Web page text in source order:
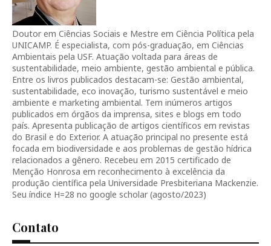
Doutor em Ciências Sociais e Mestre em Ciência Política pela
UNICAMP. É especialista, com pós-graduação, em Ciências
Ambientais pela USF. Atuação voltada para áreas de
sustentabilidade, meio ambiente, gestão ambiental e pública.
Entre os livros publicados destacam-se: Gestão ambiental,
sustentabilidade, eco inovação, turismo sustentável e meio
ambiente e marketing ambiental. Tem inúmeros artigos
publicados em órgãos da imprensa, sites e blogs em todo
país. Apresenta publicação de artigos científicos em revistas
do Brasil e do Exterior. A atuação principal no presente está
focada em biodiversidade e aos problemas de gestão hídrica
relacionados a gênero. Recebeu em 2015 certificado de
Menção Honrosa em reconhecimento à excelência da
produção científica pela Universidade Presbiteriana Mackenzie.
Seu índice H=28 no google scholar (agosto/2023)
Contato